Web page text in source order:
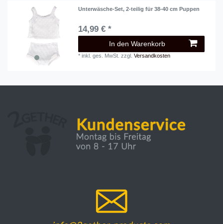
Unterwäsche-Set, 2-teilig für 38-40 cm Puppen
14,99 € *
In den Warenkorb
*inkl. ges. MwSt. zzgl.Versandkosten